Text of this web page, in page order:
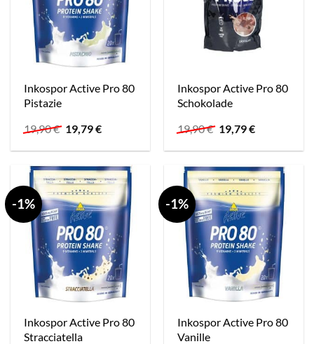
Inkospor Active Pro 80
Pistazie
19,90€ Ursprünglicher
war:
19,79€Aktueller
ist:
Inkospor Active Pro 80
Schokolade
19,90€ Ursprünglicher
war:
19,79€Aktueller
ist:
-1%
Inkospor Active Pro 80
Stracciatella
-1%
Inkospor Active Pro 80
Vanille